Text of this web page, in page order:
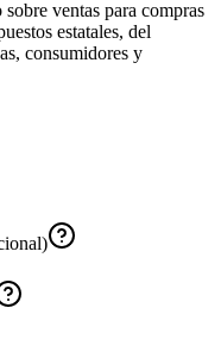
ventas para compras
estatales, del
consumidores y